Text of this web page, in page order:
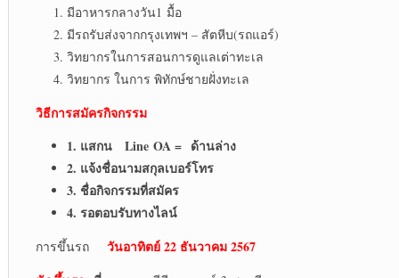
มีอาหารกลางวัน1 มื้อ
มีรถรับส่งจากกรุงเทพฯ – สัตหีบ(รถแอร์)
วิทยากรในการสอนการดูแลเต่าทะเล
วิทยากร ในการ พิทักษ์ชายฝั่งทะเล
วิธีการสมัครกิจกรรม
1. แสกน Line OA = ด้านล่าง
2. แจ้งชื่อนามสกุลเบอร์โทร
3. ชื่อกิจกรรมที่สมัคร
4. รอตอบรับทางไลน์
การขึ้นรถ วันอาทิตย์ 22 ธันวาคม 2567